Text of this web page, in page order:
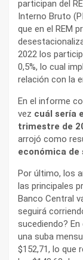
participan del
Interno Bruto
que en el REM
2022 los
0,5%, lo cual
relación con la
En el informe
vez cuál sería
trimestre de
arrojó como
económica de
Por último, los
las principales
Banco Central
seguirá
sucediendo?
una suba
$152,71, lo que